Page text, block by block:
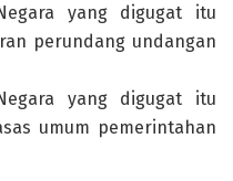
yang digugat itu
perundang undangan
yang digugat itu
umum pemerintahan